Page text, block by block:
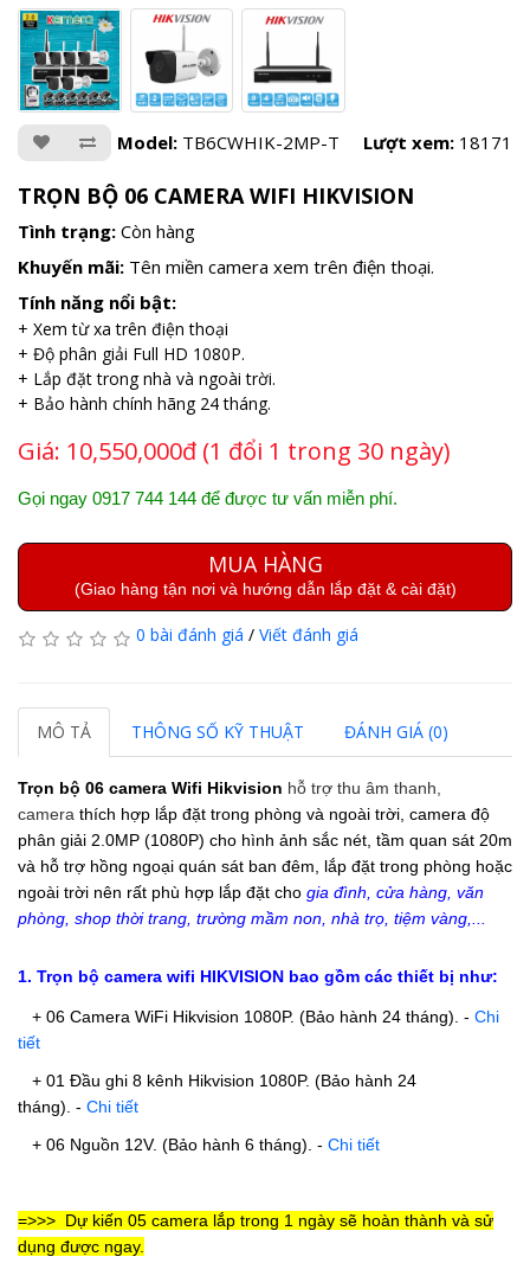
Model: TB6CWHIK-2MP-T Lượt xem: 18171
TRỌN BỘ 06 CAMERA WIFI HIKVISION
Tình trạng: Còn hàng
Khuyến mãi: Tên miền camera xem trên điện thoại.
Tính năng nổi bật:
+ Xem từ xa trên điện thoại
+ Độ phân giải Full HD 1080P.
+ Lắp đặt trong nhà và ngoài trời.
+ Bảo hành chính hãng 24 tháng.
Giá: 10,550,000đ (1 đổi 1 trong 30 ngày)
Gọi ngay 0917 744 144 để được tư vấn miễn phí.
MUA HÀNG
(Giao hàng tận nơi và hướng dẫn lắp đặt & cài đặt)
0 bài đánh giá / Viết đánh giá
MÔ TẢ THÔNG SỐ KỸ THUẬT ĐÁNH GIÁ (0)
Trọn bộ 06 camera Wifi Hikvision hỗ trợ thu âm thanh,
camera thích hợp lắp đặt trong phòng và ngoài trời, camera độ
phân giải 2.0MP (1080P) cho hình ảnh sắc nét, tầm quan sát 20m
và hỗ trợ hồng ngoại quán sát ban đêm, lắp đặt trong phòng hoặc
ngoài trời nên rất phù hợp lắp đặt cho gia đình, cửa hàng, văn
phòng, shop thời trang, trường mầm non, nhà trọ, tiệm vàng,...
1. Trọn bộ camera wifi HIKVISION bao gồm các thiết bị như:
+ 06 Camera WiFi Hikvision 1080P. (Bảo hành 24 tháng). - Chi
tiết
+ 01 Đầu ghi 8 kênh Hikvision 1080P. (Bảo hành 24
tháng). - Chi tiết
+ 06 Nguồn 12V. (Bảo hành 6 tháng). - Chi tiết
=>>> Dự kiến 05 camera lắp trong 1 ngày sẽ hoàn thành và sử
dụng được ngay.